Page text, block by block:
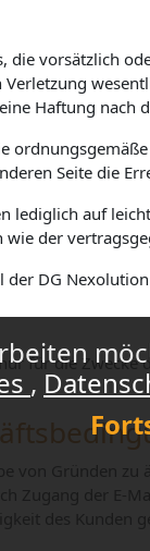
die vorsätzlich
Haftung
Seite die
lediglich auf
der
der DG
für die Zwecke